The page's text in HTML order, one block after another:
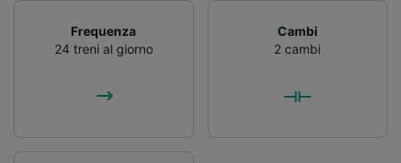
Frequenza
24 treni al giorno
Cambi
2 cambi